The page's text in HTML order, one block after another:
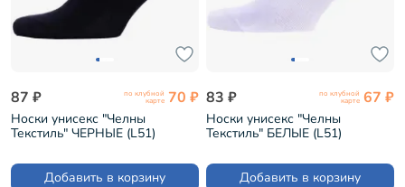
87 ₽ по клубной
карте 70 ₽
Носки унисекс "Челны
Текстиль" ЧЕРНЫЕ (L51)
Добавить в корзину
83 ₽ по клубной
карте 67 ₽
Носки унисекс "Челны
Текстиль" БЕЛЫЕ (L51)
Добавить в корзину